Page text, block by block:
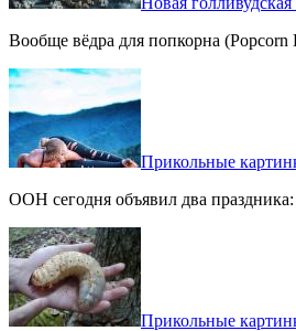
Вообще вёдра для попкорна
Прикольные
ООН сегодня объявил два
Прикольные